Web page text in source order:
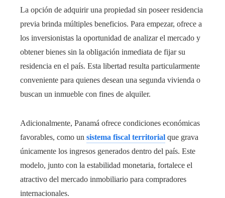
La opción de adquirir una propiedad sin poseer residencia
previa brinda múltiples beneficios. Para empezar, ofrece a
los inversionistas la oportunidad de analizar el mercado y
obtener bienes sin la obligación inmediata de fijar su
residencia en el país. Esta libertad resulta particularmente
conveniente para quienes desean una segunda vivienda o
buscan un inmueble con fines de alquiler.
Adicionalmente, Panamá ofrece condiciones económicas
favorables, como un sistema fiscal territorial que grava
únicamente los ingresos generados dentro del país. Este
modelo, junto con la estabilidad monetaria, fortalece el
atractivo del mercado inmobiliario para compradores
internacionales.